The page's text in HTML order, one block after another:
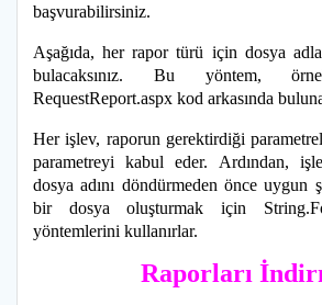
başvurabilirsiniz.
Aşağıda, her rapor türü için dosya
bulacaksınız. Bu yöntem,
RequestReport.aspx kod arkasında
Her işlev, raporun gerektirdiği
parametreyi kabul eder. Ardından,
dosya adını döndürmeden önce uygun
bir dosya oluşturmak için
yöntemlerini kullanırlar.
Raporları